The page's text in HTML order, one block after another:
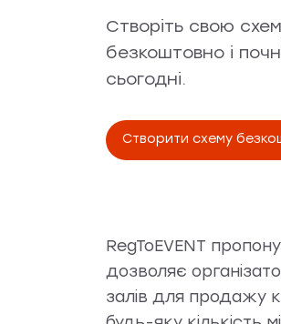
Створіть свою
безкоштовно і
сьогодні.
Створити схему
RegToEVENT
дозволяє
залів для продажу